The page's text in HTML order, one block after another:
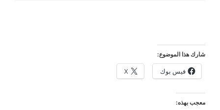
شارك هذا الموضوع:
فيس بوك X
معجب بهذه: